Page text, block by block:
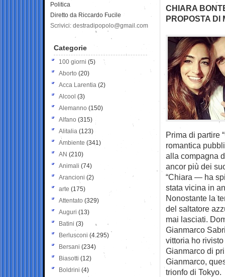
CHIARA
PROPOSTA DI
Prima di partire
romantica
alla compagna
ancor più dei
“Chiara — ha
stata vicina in
Nonostante la
del saltatore
mai lasciati.
Gianmarco
vittoria ho
Gianmarco di
Gianmarco,
trionfo di Tokyo.
Politica
Diretto da Riccardo Fucile
Scrivici: destradipopolo@gmail.com
Categorie
100 giorni (5)
Aborto (20)
Acca Larentia (2)
Alcool (3)
Alemanno (150)
Alfano (315)
Alitalia (123)
Ambiente (341)
AN (210)
Animali (74)
Arancioni (2)
arte (175)
Attentato (329)
Auguri (13)
Batini (3)
Berlusconi (4.295)
Bersani (234)
Biasotti (12)
Boldrini (4)